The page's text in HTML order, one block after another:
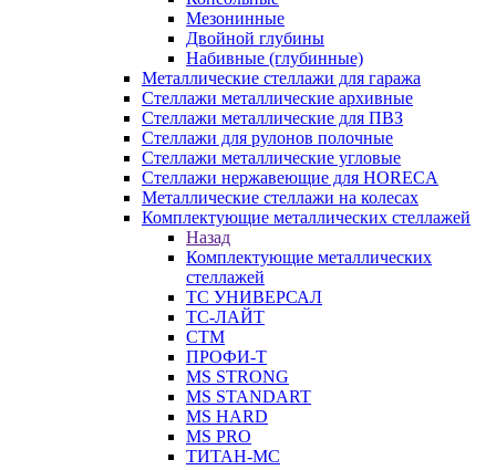
Мезонинные
Двойной глубины
Набивные (глубинные)
Металлические стеллажи для гаража
Стеллажи металлические архивные
Стеллажи металлические для ПВЗ
Стеллажи для рулонов полочные
Стеллажи металлические угловые
Стеллажи нержавеющие для HORECA
Металлические стеллажи на колесах
Комплектующие металлических стеллажей
Назад
Комплектующие металлических
стеллажей
ТС УНИВЕРСАЛ
ТС-ЛАЙТ
СТМ
ПРОФИ-Т
MS STRONG
MS STANDART
MS HARD
MS PRO
ТИТАН-МС